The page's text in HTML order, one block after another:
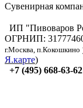
Сувенирная
ИП "Пивоваров
ОГРНИП:
г.Москва, п.Кокошкино
Я.карте)
+7 (495) 668-63-62